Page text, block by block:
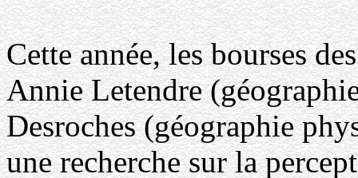
Cette année, les bourses
Annie Letendre
Desroches (géographie
une recherche sur la